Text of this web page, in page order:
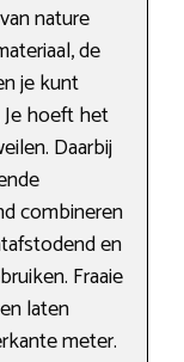
nature
de
je kunt
hoeft het
Daarbij
combineren
en
Fraaie
laten
meter.